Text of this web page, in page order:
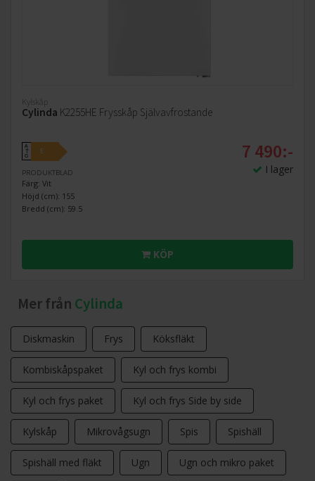
Kylskåp
Cylinda K2255HE Frysskåp Självavfrostande
A
↑
G
E
PRODUKTBLAD
Färg: Vit
Höjd (cm): 155
Bredd (cm): 59.5
7 490:-
I lager
KÖP
Mer från Cylinda
Diskmaskin Frys Köksfläkt
Kombiskåpspaket Kyl och frys kombi
Kyl och frys paket Kyl och frys Side by side
Kylskåp Mikrovågsugn Spis Spishäll
Spishäll med fläkt Ugn Ugn och mikro paket